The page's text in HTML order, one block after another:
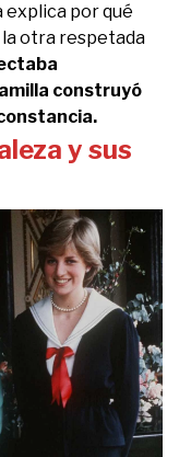
por qué
otra respetada
construyó
y sus